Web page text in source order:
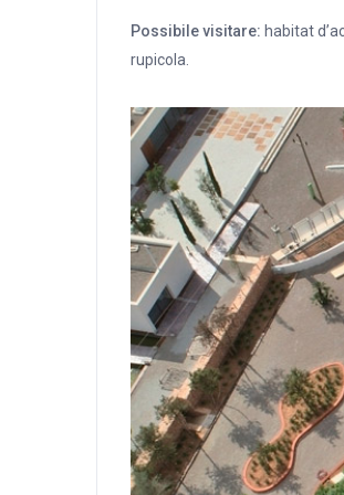
Possibile visitare: habitat
rupicola.